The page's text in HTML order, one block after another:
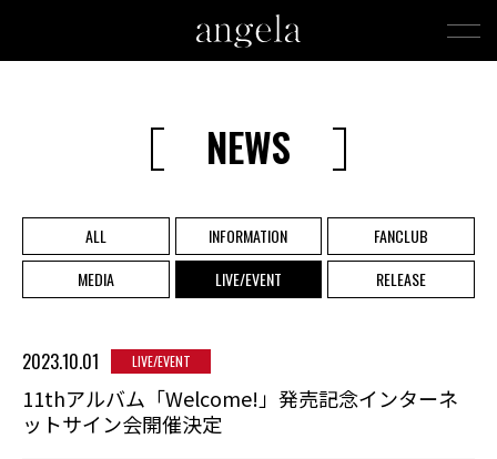
NEWS
ALL INFORMATION
FANCLUB
MEDIA
LIVE/EVENT RELEASE
2023.10.01 LIVE/EVENT
11thアルバム「Welcome!」発売記念インターネ
ットサイン会開催決定